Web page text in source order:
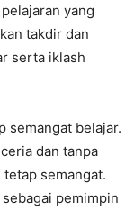
yang
takdir dan
serta iklash
semangat belajar.
dan tanpa
semangat.
pemimpin